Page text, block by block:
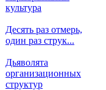
культура
Десять раз отмерь,
один раз струк...
Дьяволята
организационных
структур